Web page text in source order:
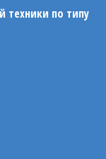
техники по типу